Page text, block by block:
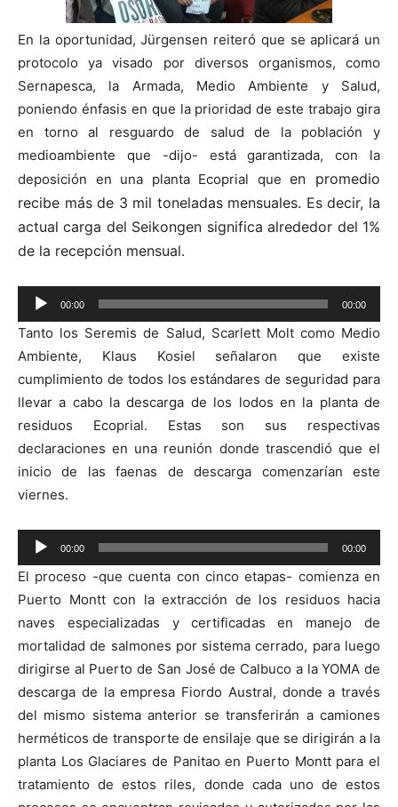
En la oportunidad, Jürgensen reiteró que se aplicará un
protocolo ya visado por diversos organismos, como
Sernapesca, la Armada, Medio Ambiente y Salud,
poniendo énfasis en que la prioridad de este trabajo gira
en torno al resguardo de salud de la población y
medioambiente que -dijo- está garantizada, con la
deposición en una planta Ecoprial queen promedio
recibe más de 3 mil toneladas mensuales. Es decir, la
actual carga del Seikongen significa alrededor del 1%
de la recepción mensual.
Reproductor
de
audio
00:00 00:00
Tanto los Seremis de Salud, Scarlett Molt como Medio
Ambiente, Klaus Kosiel señalaron que existe
cumplimiento de todos los estándares de seguridad para
llevar a cabo la descarga de los lodos en la planta de
residuos Ecoprial. Estas son sus respectivas
declaraciones en una reunión donde trascendió que el
inicio de las faenas de descarga comenzarían este
viernes.
Reproductor
de
audio
00:00 00:00
El proceso -que cuenta con cinco etapas- comienza en
Puerto Montt con la extracción de los residuos hacia
naves especializadas y certificadas en manejo de
mortalidad de salmones por sistema cerrado, para luego
dirigirse al Puerto de San José de Calbuco a la YOMA de
descarga de la empresa Fiordo Austral, donde a través
del mismo sistema anterior se transferirán a camiones
herméticos de transporte de ensilaje que se dirigirán a la
planta Los Glaciares de Panitao en Puerto Montt para el
tratamiento de estos riles, donde cada uno de estos